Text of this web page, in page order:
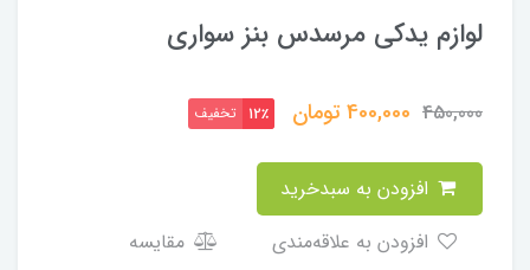
لوازم یدکی مرسدس بنز سواری
450,000
400,000تومان 12٪ تخفیف
مقایسه